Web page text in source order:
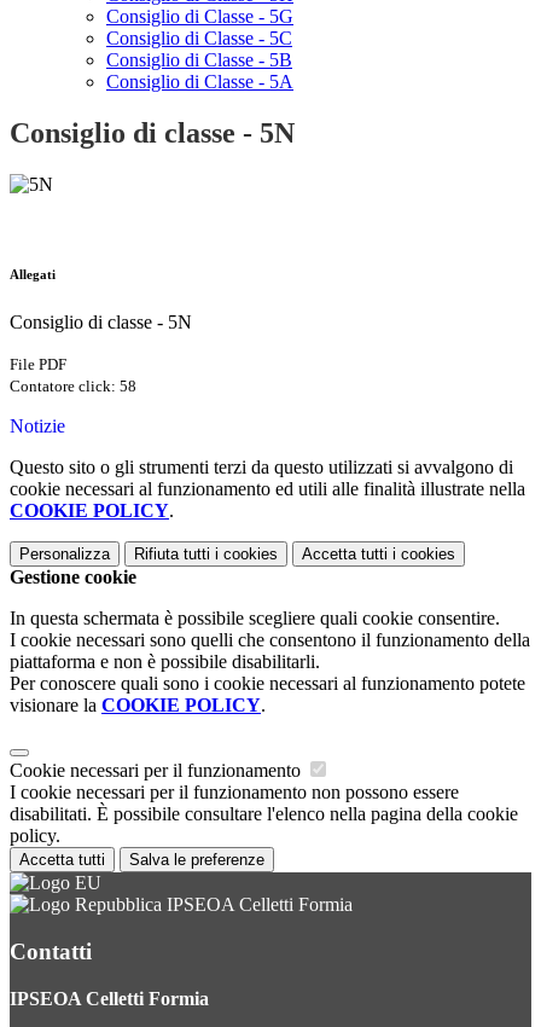
Consiglio di Classe - 5G
Consiglio di Classe - 5C
Consiglio di Classe - 5B
Consiglio di Classe - 5A
Consiglio di classe - 5N
Allegati
Consiglio di classe - 5N
File PDF
Contatore click: 58
Notizie
Questo sito o gli strumenti terzi da questo utilizzati si avvalgono di
cookie necessari al funzionamento ed utili alle finalità illustrate nella
COOKIE POLICY.
Personalizza Rifiuta tutti i cookies Accetta tutti i cookies
Gestione cookie
In questa schermata è possibile scegliere quali cookie consentire.
I cookie necessari sono quelli che consentono il funzionamento della
piattaforma e non è possibile disabilitarli.
Per conoscere quali sono i cookie necessari al funzionamento potete
visionare la COOKIE POLICY.
Cookie necessari per il funzionamento
I cookie necessari per il funzionamento non possono essere
disabilitati. È possibile consultare l'elenco nella pagina della cookie
policy.
Accetta tutti Salva le preferenze
IPSEOA Celletti Formia
Contatti
IPSEOA Celletti Formia